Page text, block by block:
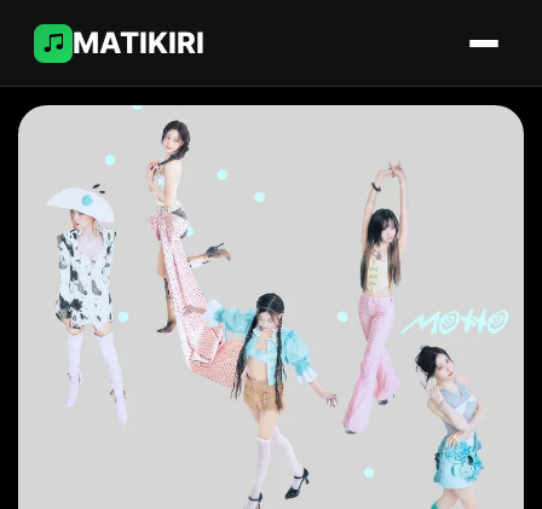
MATIKIRI